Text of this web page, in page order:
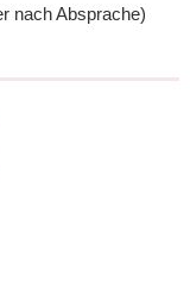
nach Absprache)